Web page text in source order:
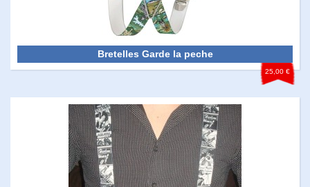
Bretelles Garde la peche
25,00 €